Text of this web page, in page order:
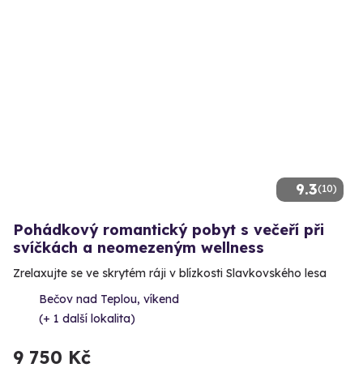
9.3(10)
Pohádkový romantický pobyt s večeří při
svíčkách a neomezeným wellness
Zrelaxujte se ve skrytém ráji v blízkosti Slavkovského lesa
Bečov nad Teplou, víkend
(+ 1 další lokalita)
9 750 Kč